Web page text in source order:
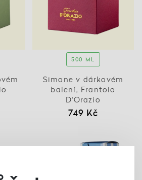
500 ML
Simone v dárkovém
balení, Frantoio
D'Orazio
749 Kč